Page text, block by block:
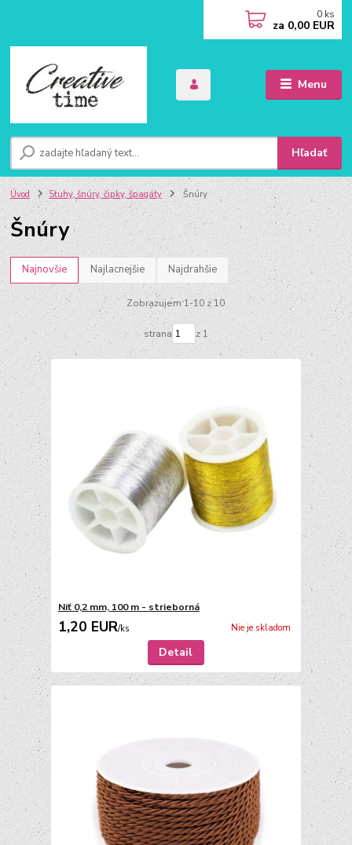
Menu
Hľadať
0 ks
za 0,00 EUR
Úvod Stuhy, šnúry, čipky, špagáty Šnúry
Šnúry
Najnovšie Najlacnejšie Najdrahšie
Zobrazujem 1-10 z 10
strana z 1
Niť 0,2 mm, 100 m - strieborná
1,20 EUR/ks Nie je skladom
Detail